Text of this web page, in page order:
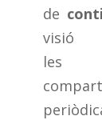
de
visió
les